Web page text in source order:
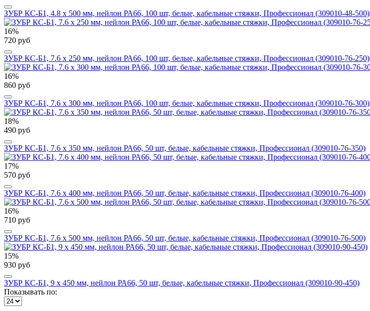
ЗУБР КС-Б1, 4.8 x 500 мм, нейлон РА66, 100 шт, белые, кабельные стяжки, Профессионал (309010-48-500)
16%
720 руб
ЗУБР КС-Б1, 7.6 x 250 мм, нейлон РА66, 100 шт, белые, кабельные стяжки, Профессионал (309010-76-250)
16%
860 руб
ЗУБР КС-Б1, 7.6 x 300 мм, нейлон РА66, 100 шт, белые, кабельные стяжки, Профессионал (309010-76-300)
18%
490 руб
ЗУБР КС-Б1, 7.6 x 350 мм, нейлон РА66, 50 шт, белые, кабельные стяжки, Профессионал (309010-76-350)
17%
570 руб
ЗУБР КС-Б1, 7.6 x 400 мм, нейлон РА66, 50 шт, белые, кабельные стяжки, Профессионал (309010-76-400)
16%
710 руб
ЗУБР КС-Б1, 7.6 x 500 мм, нейлон РА66, 50 шт, белые, кабельные стяжки, Профессионал (309010-76-500)
15%
930 руб
ЗУБР КС-Б1, 9 x 450 мм, нейлон РА66, 50 шт, белые, кабельные стяжки, Профессионал (309010-90-450)
Показывать по: